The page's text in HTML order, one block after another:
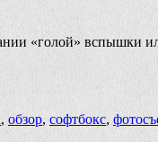
«голой» вспышки
, обзор, софтбокс,